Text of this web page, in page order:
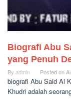
Biografi Abu
yang Penuh
By admin Posted on
biografi Abu Said Al
Khudri adalah